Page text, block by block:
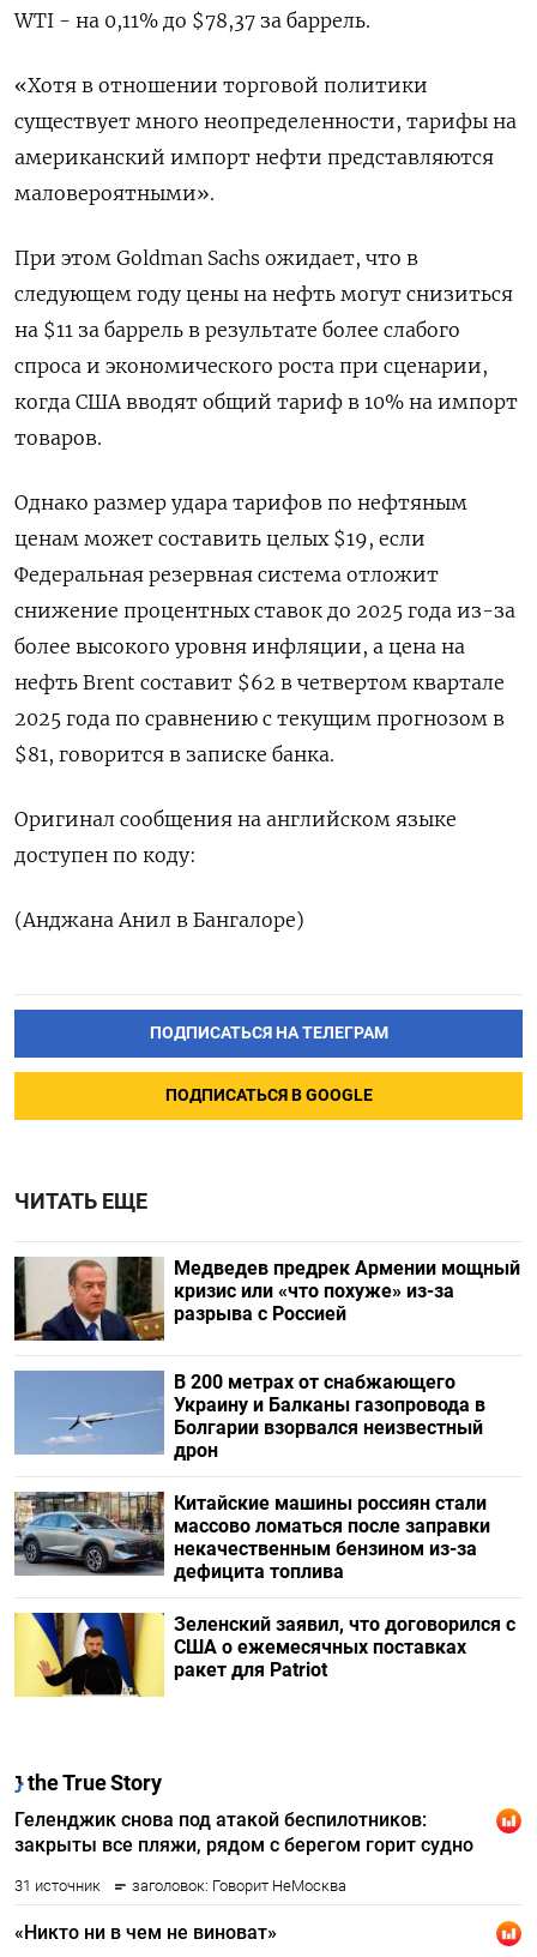
WTI - на 0,11% до $78,37 за баррель.
«Хотя в отношении торговой политики
существует много неопределенности, тарифы на
американский импорт нефти представляются
маловероятными».
При этом Goldman Sachs ожидает, что в
следующем году цены на нефть могут снизиться
на $11 за баррель в результате более слабого
спроса и экономического роста при сценарии,
когда США вводят общий тариф в 10% на импорт
товаров.
Однако размер удара тарифов по нефтяным
ценам может составить целых $19, если
Федеральная резервная система отложит
снижение процентных ставок до 2025 года из-за
более высокого уровня инфляции, а цена на
нефть Brent составит $62 в четвертом квартале
2025 года по сравнению с текущим прогнозом в
$81, говорится в записке банка.
Оригинал сообщения на английском языке
доступен по коду:
(Анджана Анил в Бангалоре)
ПОДПИСАТЬСЯ НА ТЕЛЕГРАМ
ПОДПИСАТЬСЯ В GOOGLE
ЧИТАТЬ ЕЩЕ
Медведев предрек Армении мощный
кризис или «что похуже» из-за
разрыва с Россией
В 200 метрах от снабжающего
Украину и Балканы газопровода в
Болгарии взорвался неизвестный
дрон
Китайские машины россиян стали
массово ломаться после заправки
некачественным бензином из-за
дефицита топлива
Зеленский заявил, что договорился с
США о ежемесячных поставках
ракет для Patriot